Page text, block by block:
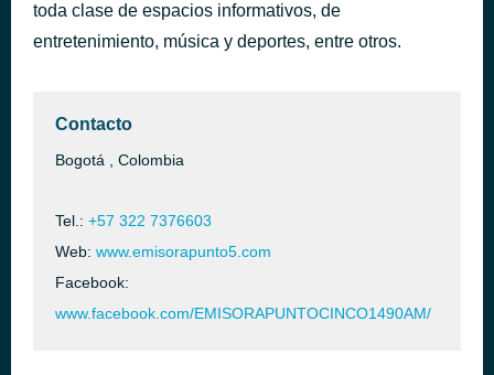
toda clase de espacios informativos, de
entretenimiento, música y deportes, entre otros.
Contacto
Bogotá , Colombia
Tel.: +57 322 7376603
Web: www.emisorapunto5.com
Facebook:
www.facebook.com/EMISORAPUNTOCINCO1490AM/